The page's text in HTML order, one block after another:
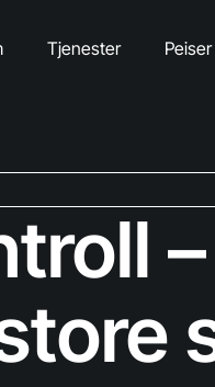
Tjenester Peiser